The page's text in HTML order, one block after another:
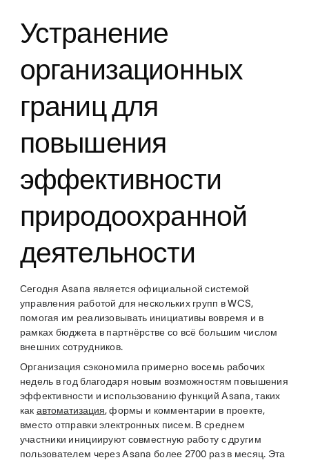
Устранение
организационных
границ для
повышения
эффективности
природоохранной
деятельности
Сегодня Asana является официальной системой
управления работой для нескольких групп в WCS,
помогая им реализовывать инициативы вовремя и в
рамках бюджета в партнёрстве со всё большим числом
внешних сотрудников.
Организация сэкономила примерно восемь рабочих
недель в год благодаря новым возможностям повышения
эффективности и использованию функций Asana, таких
как автоматизация, формы и комментарии в проекте,
вместо отправки электронных писем. В среднем
участники инициируют совместную работу с другим
пользователем через Asana более 2700 раз в месяц. Эта